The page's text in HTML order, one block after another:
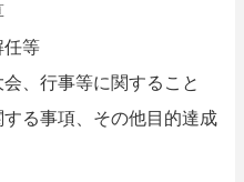
任等
、行事等に関すること
る事項、その他目的達成